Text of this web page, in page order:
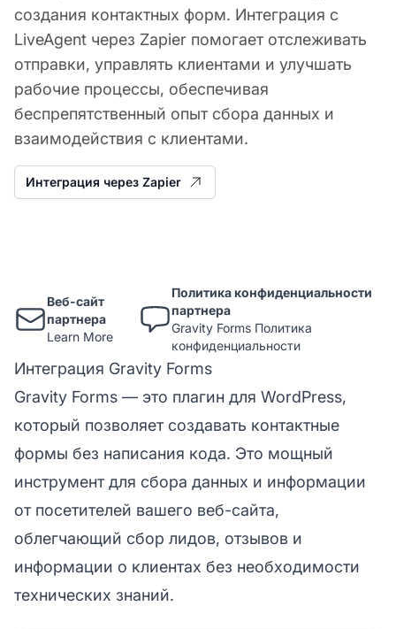
создания контактных форм. Интеграция с
LiveAgent через Zapier помогает отслеживать
отправки, управлять клиентами и улучшать
рабочие процессы, обеспечивая
беспрепятственный опыт сбора данных и
взаимодействия с клиентами.
Интеграция через Zapier
Веб-сайт
партнера
Learn More
Политика конфиденциальности
партнера
Gravity Forms Политика
конфиденциальности
Интеграция Gravity Forms
Gravity Forms — это плагин для WordPress,
который позволяет создавать контактные
формы без написания кода. Это мощный
инструмент для сбора данных и информации
от посетителей вашего веб-сайта,
облегчающий сбор лидов, отзывов и
информации о клиентах без необходимости
технических знаний.